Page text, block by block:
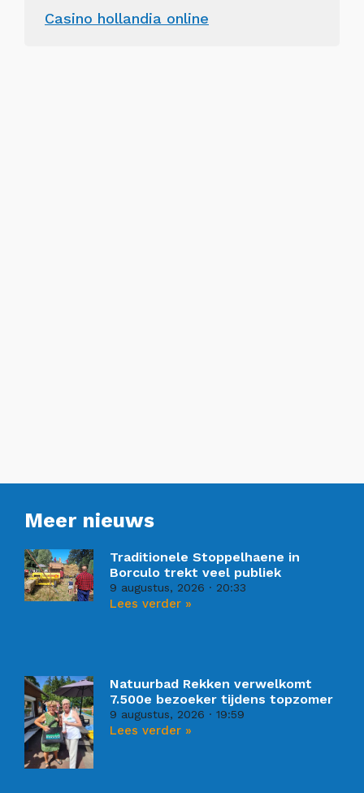
Casino hollandia online
Meer nieuws
Traditionele Stoppelhaene in
Borculo trekt veel publiek
9 augustus, 2026 20:33
Lees verder »
Natuurbad Rekken verwelkomt
7.500e bezoeker tijdens topzomer
9 augustus, 2026 19:59
Lees verder »